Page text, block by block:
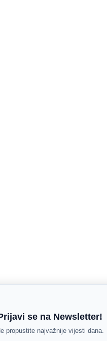
se na Newsletter!
propustite najvažnije vijesti dana.